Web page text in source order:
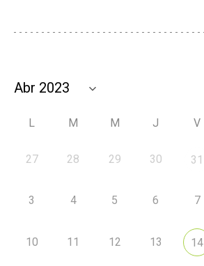
L M M J V
27 28 29 30 31
3 4 5 6 7
10 11 12 13 14